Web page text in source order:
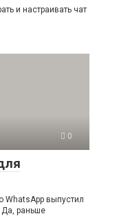
и настраивать чат
0
WhatsApp выпустил
раньше